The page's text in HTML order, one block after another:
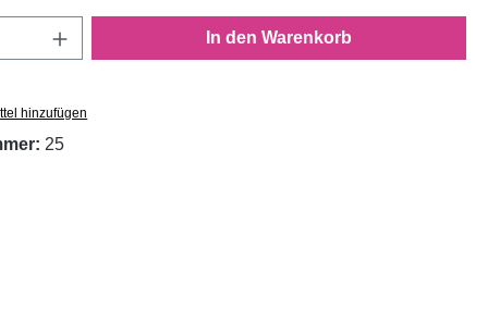
Anzahl: Gib den gewünschten Wert ein
In den Warenkorb
hinzufügen
25